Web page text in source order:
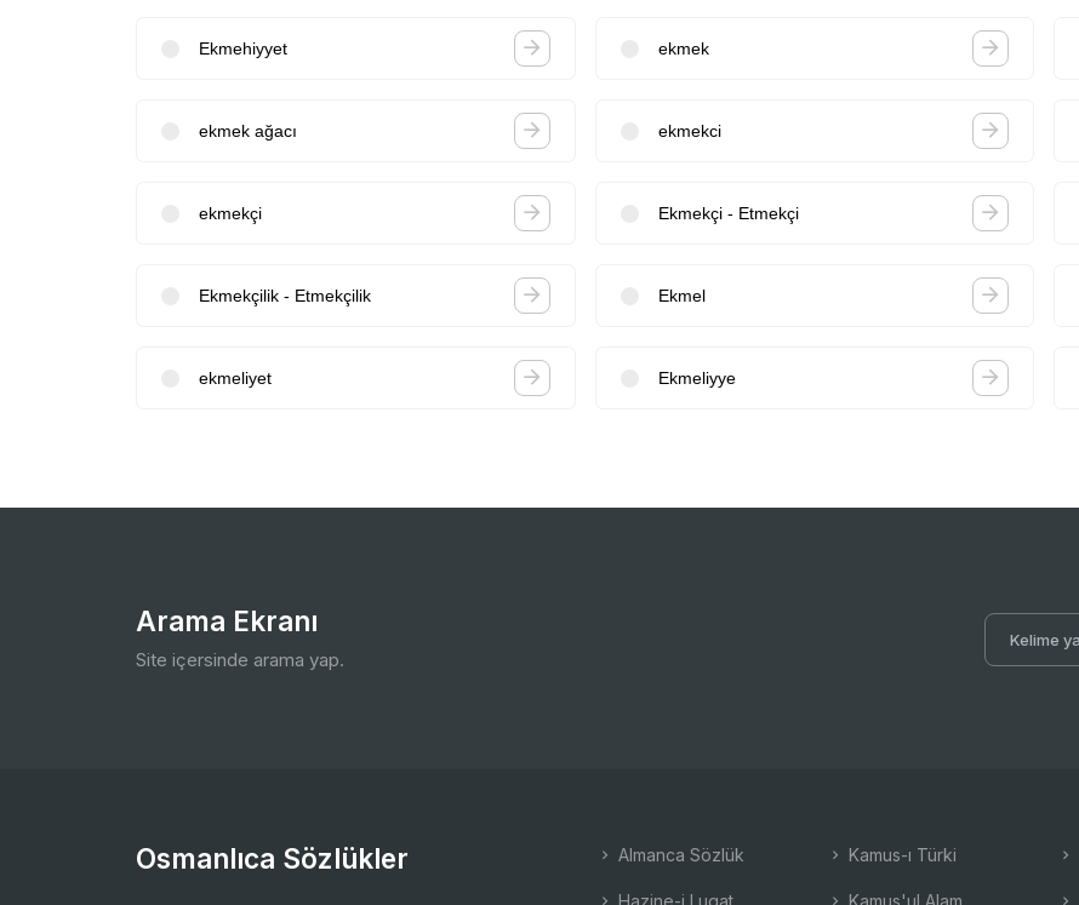
Ekmehiyyet ekmek
ekmek ağacı ekmekci
ekmekçi Ekmekçi - Etmekçi
Ekmekçilik - Etmekçilik Ekmel
ekmeliyet Ekmeliyye
Arama Ekranı
Site içersinde arama yap.
Osmanlıca Sözlükler Almanca Sözlük
Hazine-i Lugat
Kamus-ı Türki
Kamus'ul Alam